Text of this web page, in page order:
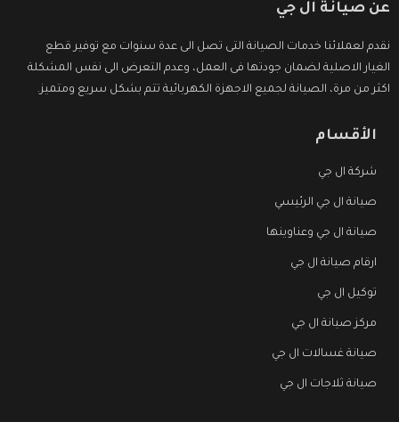
عن صيانة ال جي
نقدم لعملائنا خدمات الصيانة التى تصل الى عدة سنوات مع توفير قطع
الغيار الاصلية لضمان جودتها فى العمل، وعدم التعرض الى نفس المشكلة
اكثر من مرة، الصيانة لجميع الاجهزة الكهربائية تتم بشكل سريع ومتميز.
الأقسام
شركة ال جي
صيانة ال جي الرئيسي
صيانة ال جي وعناوينها
ارقام صيانة ال جي
توكيل ال جي
مركز صيانة ال جي
صيانة غسالات ال جي
صيانة ثلاجات ال جي